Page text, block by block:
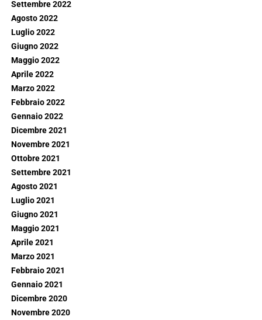
Settembre 2022
Agosto 2022
Luglio 2022
Giugno 2022
Maggio 2022
Aprile 2022
Marzo 2022
Febbraio 2022
Gennaio 2022
Dicembre 2021
Novembre 2021
Ottobre 2021
Settembre 2021
Agosto 2021
Luglio 2021
Giugno 2021
Maggio 2021
Aprile 2021
Marzo 2021
Febbraio 2021
Gennaio 2021
Dicembre 2020
Novembre 2020